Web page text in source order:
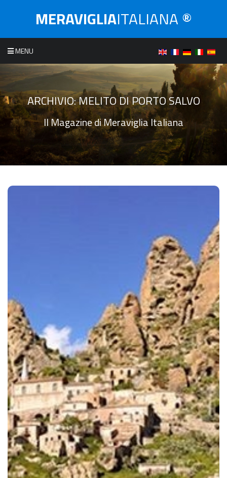
MERAVIGLIAITALIANA ®
MENU
ARCHIVIO:MELITO DI PORTO SALVO
Il Magazine di Meraviglia Italiana